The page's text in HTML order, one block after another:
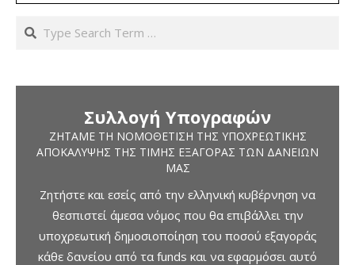
Search
Συλλογή Υπογραφών
ΖΗΤΆΜΕ ΤΗ ΝΟΜΟΘΈΤΙΣΗ ΤΗΣ ΥΠΟΧΡΕΩΤΙΚΉΣ
ΑΠΟΚΆΛΥΨΗΣ ΤΗΣ ΤΙΜΉΣ ΕΞΑΓΟΡΆΣ ΤΩΝ ΔΑΝΕΊΩΝ
ΜΑΣ
Ζητήστε και εσείς από την ελληνική κυβέρνηση να
θεσπιστεί άμεσα νόμος που θα επιβάλλει την
υποχρεωτική δημοσιοποίηση του ποσού εξαγοράς
κάθε δανείου από τα funds και να εφαρμόσει αυτό